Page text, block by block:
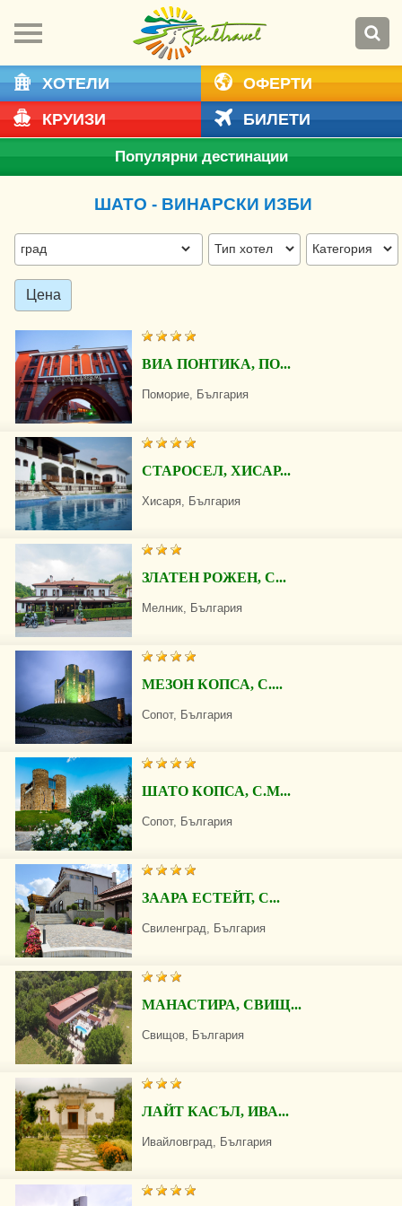
ХОТЕЛИ
ОФЕРТИ
КРУИЗИ
БИЛЕТИ
Популярни дестинации
ШАТО - ВИНАРСКИ ИЗБИ
Цена
ВИА ПОНТИКА, ПО...
Поморие, България
СТАРОСЕЛ, ХИСАР...
Хисаря, България
ЗЛАТЕН РОЖЕН, С...
Мелник, България
МЕЗОН КОПСА, С....
Сопот, България
ШАТО КОПСА, С.М...
Сопот, България
ЗААРА ЕСТЕЙТ, С...
Свиленград, България
МАНАСТИРА, СВИЩ...
Свищов, България
ЛАЙТ КАСЪЛ, ИВА...
Ивайловград, България